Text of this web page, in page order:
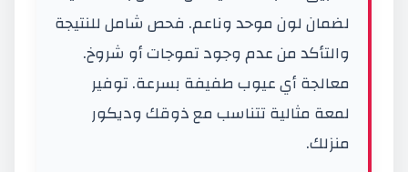
لضمان لون موحد وناعم. فحص شامل للنتيجة
والتأكد من عدم وجود تموجات أو شروخ.
معالجة أي عيوب طفيفة بسرعة. توفير
لمعة مثالية تتناسب مع ذوقك وديكور
منزلك.